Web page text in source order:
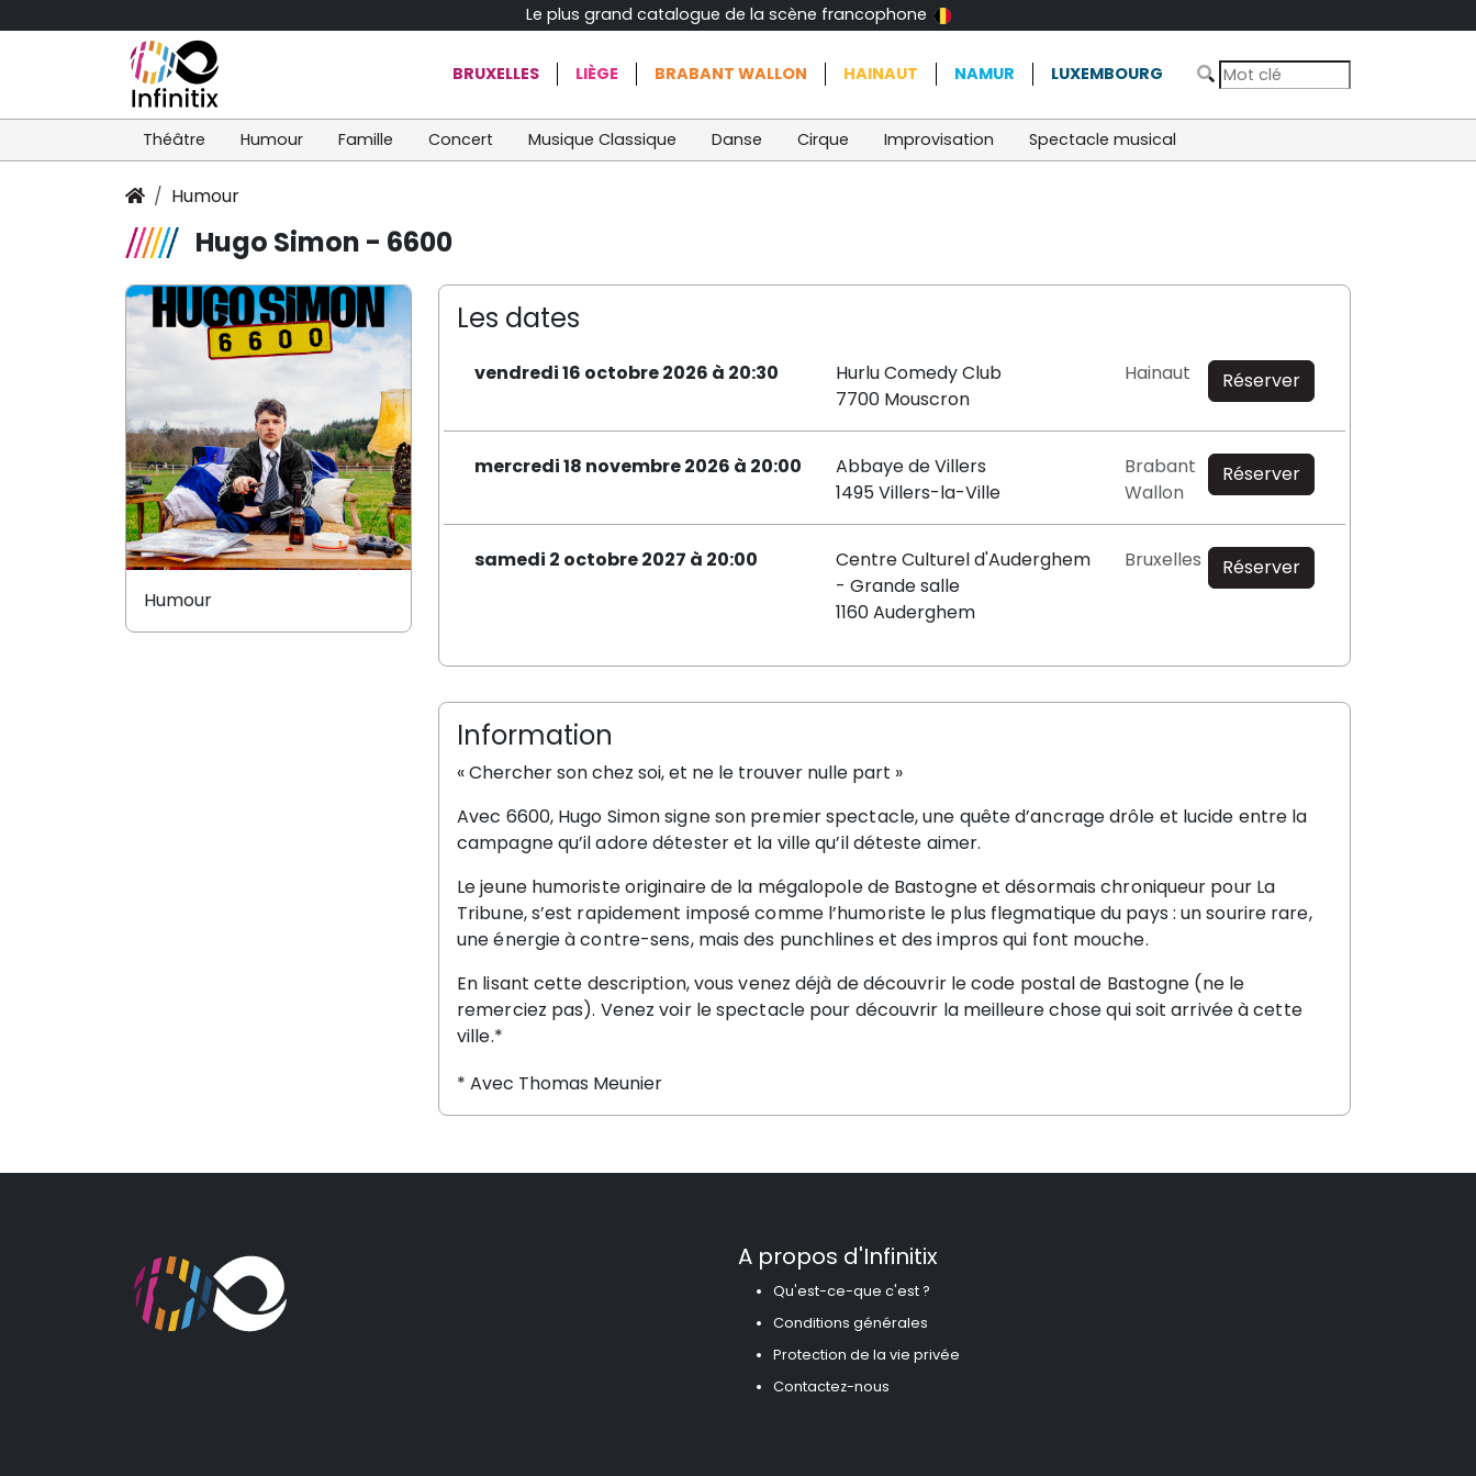
Le plus grand catalogue de la scène francophone
BRUXELLES LIÈGE BRABANT WALLON HAINAUT NAMUR LUXEMBOURG
Théâtre Humour Famille Concert Musique Classique Danse Cirque Improvisation Spectacle musical
Humour
Hugo Simon - 6600
Les dates
vendredi 16 octobre 2026 à 20:30
Hurlu Comedy Club
7700 Mouscron
Hainaut Réserver
mercredi 18 novembre 2026 à 20:00
Abbaye de Villers
1495 Villers-la-Ville
Brabant
Wallon
Réserver
samedi 2 octobre 2027 à 20:00
Centre Culturel d'Auderghem
- Grande salle
1160 Auderghem
Bruxelles Réserver
Information
« Chercher son chez soi, et ne le trouver nulle part »
Avec 6600, Hugo Simon signe son premier spectacle, une quête d’ancrage drôle et lucide entre la
campagne qu’il adore détester et la ville qu’il déteste aimer.
Le jeune humoriste originaire de la mégalopole de Bastogne et désormais chroniqueur pour La
Tribune, s’est rapidement imposé comme l’humoriste le plus flegmatique du pays : un sourire rare,
une énergie à contre-sens, mais des punchlines et des impros qui font mouche.
En lisant cette description, vous venez déjà de découvrir le code postal de Bastogne (ne le
remerciez pas). Venez voir le spectacle pour découvrir la meilleure chose qui soit arrivée à cette
ville.*
* Avec Thomas Meunier
Humour
A propos d'Infinitix
Qu'est-ce-que c'est ?
Conditions générales
Protection de la vie privée
Contactez-nous